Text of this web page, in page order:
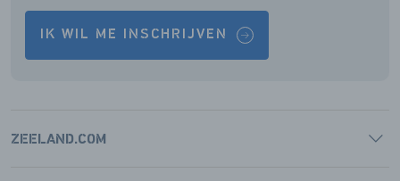
IK WIL ME INSCHRIJVEN
ZEELAND.COM